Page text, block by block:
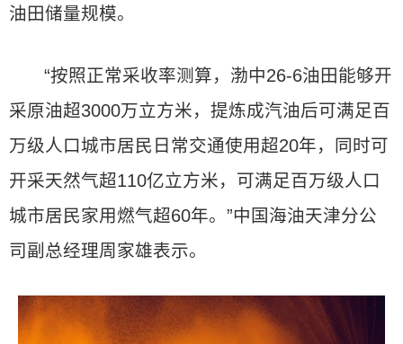
油田储量规模。
“按照正常采收率测算，渤中26-6油田能够开
采原油超3000万立方米，提炼成汽油后可满足百
万级人口城市居民日常交通使用超20年，同时可
开采天然气超110亿立方米，可满足百万级人口
城市居民家用燃气超60年。”中国海油天津分公
司副总经理周家雄表示。